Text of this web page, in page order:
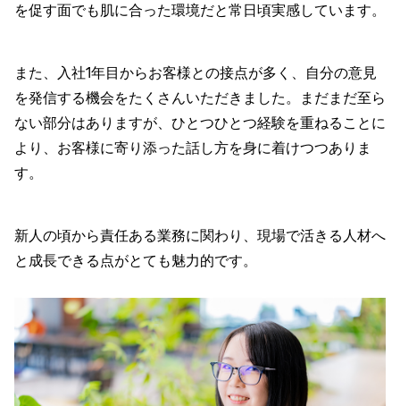
を促す面でも肌に合った環境だと常日頃実感しています。
また、入社1年目からお客様との接点が多く、自分の意見
を発信する機会をたくさんいただきました。まだまだ至ら
ない部分はありますが、ひとつひとつ経験を重ねることに
より、お客様に寄り添った話し方を身に着けつつありま
す。
新人の頃から責任ある業務に関わり、現場で活きる人材へ
と成長できる点がとても魅力的です。